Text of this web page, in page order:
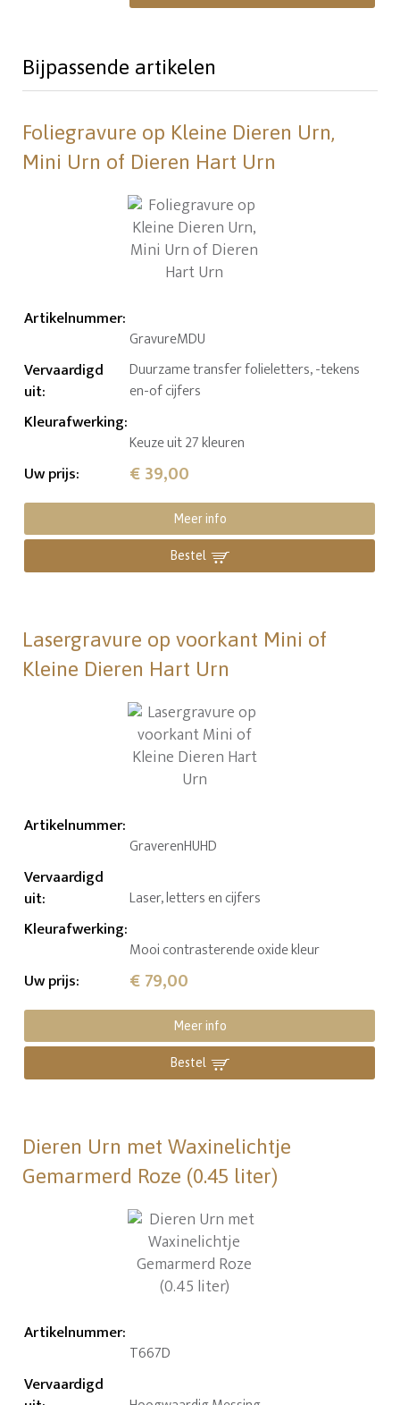
Bijpassende artikelen
Foliegravure op Kleine Dieren Urn,
Mini Urn of Dieren Hart Urn
Artikelnummer:
GravureMDU
Vervaardigd
uit:
Duurzame transfer folieletters, -tekens
en-of cijfers
Kleurafwerking:
Keuze uit 27 kleuren
Uw prijs: € 39,00
Meer info
Bestel
Lasergravure op voorkant Mini of
Kleine Dieren Hart Urn
Artikelnummer:
GraverenHUHD
Vervaardigd
uit: Laser, letters en cijfers
Kleurafwerking:
Mooi contrasterende oxide kleur
Uw prijs: € 79,00
Meer info
Bestel
Dieren Urn met Waxinelichtje
Gemarmerd Roze (0.45 liter)
Artikelnummer:
T667D
Vervaardigd